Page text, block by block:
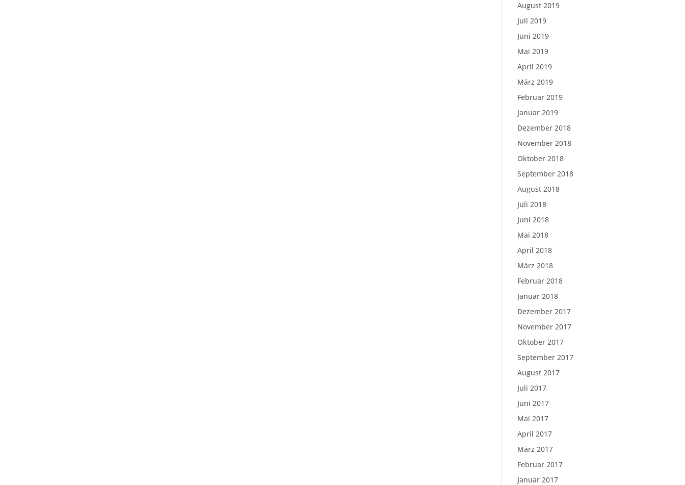
August 2019
Juli 2019
Juni 2019
Mai 2019
April 2019
März 2019
Februar 2019
Januar 2019
Dezember 2018
November 2018
Oktober 2018
September 2018
August 2018
Juli 2018
Juni 2018
Mai 2018
April 2018
März 2018
Februar 2018
Januar 2018
Dezember 2017
November 2017
Oktober 2017
September 2017
August 2017
Juli 2017
Juni 2017
Mai 2017
April 2017
März 2017
Februar 2017
Januar 2017